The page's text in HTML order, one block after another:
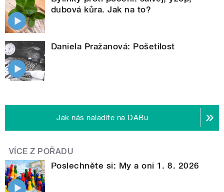
dubová kůra. Jak na to?
Daniela Pražanová: Pošetilost
Jak nás naladíte na DABu
VÍCE Z POŘADU
Poslechněte si: My a oni 1. 8. 2026